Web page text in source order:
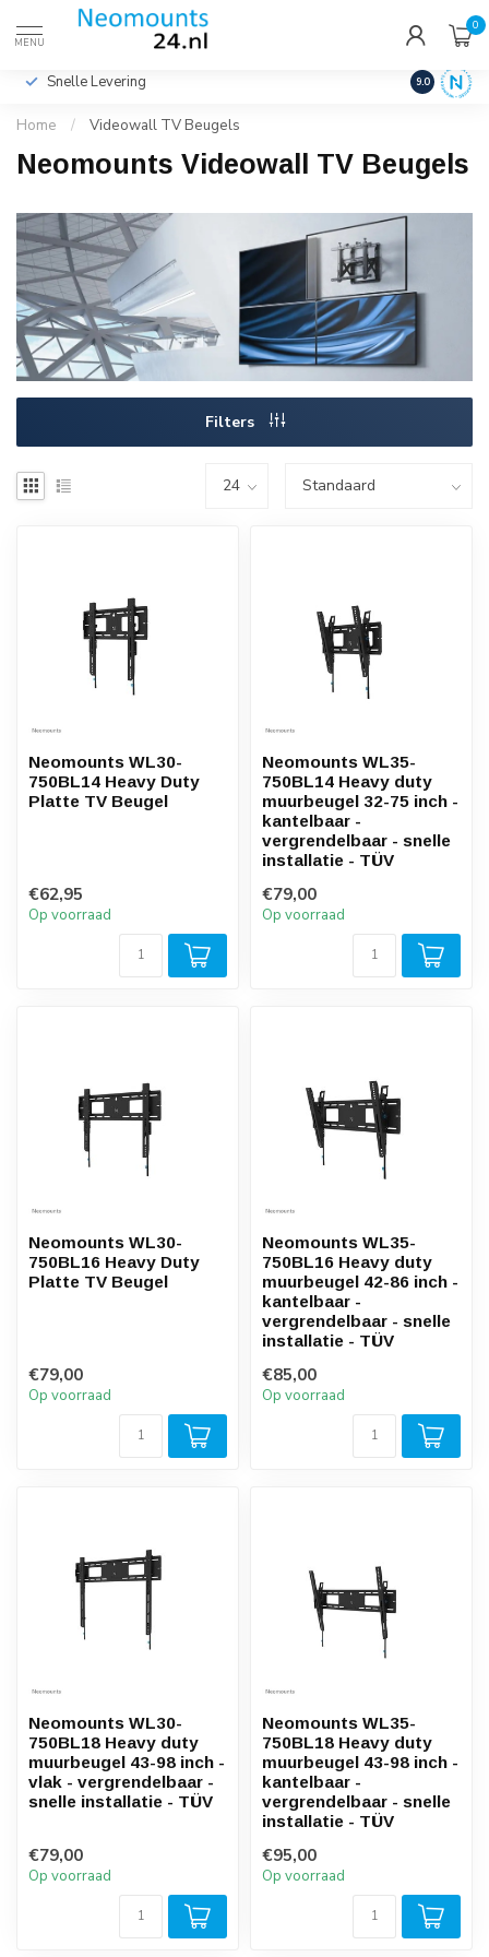
MENU
0
Incl. btw
Snelle Levering Hoge
9.0
Home / Videowall TV Beugels
Neomounts Videowall TV Beugels
Filters
Neomounts WL30-
750BL14 Heavy Duty
Platte TV Beugel
€62,95
Op voorraad
Neomounts WL35-
750BL14 Heavy duty
muurbeugel 32-75 inch -
kantelbaar -
vergrendelbaar - snelle
installatie - TÜV
€79,00
Op voorraad
Neomounts WL30-
750BL16 Heavy Duty
Platte TV Beugel
€79,00
Op voorraad
Neomounts WL35-
750BL16 Heavy duty
muurbeugel 42-86 inch -
kantelbaar -
vergrendelbaar - snelle
installatie - TÜV
€85,00
Op voorraad
Neomounts WL30-
750BL18 Heavy duty
muurbeugel 43-98 inch -
vlak - vergrendelbaar -
snelle installatie - TÜV
€79,00
Op voorraad
Neomounts WL35-
750BL18 Heavy duty
muurbeugel 43-98 inch -
kantelbaar -
vergrendelbaar - snelle
installatie - TÜV
€95,00
Op voorraad